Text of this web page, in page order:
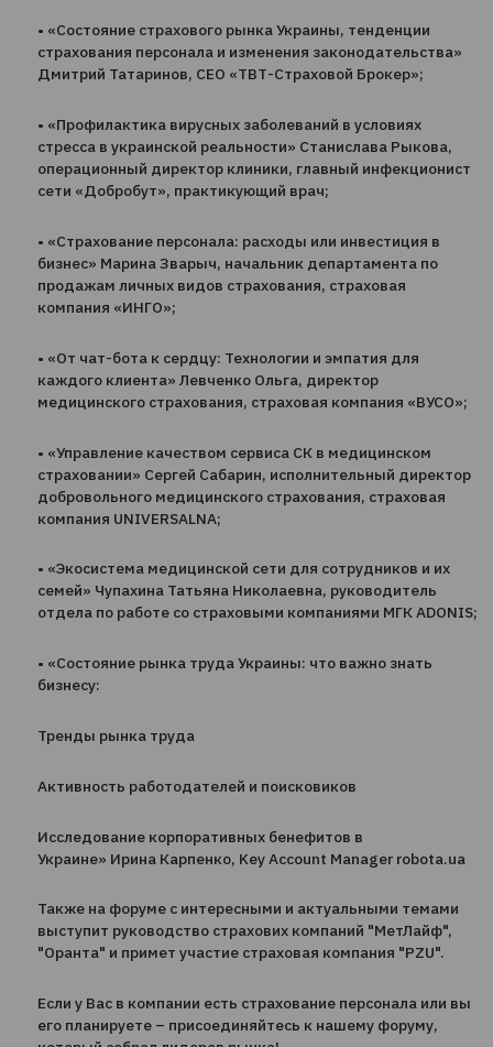
По соображениям безопасности мы не разглашаем
письме-подтверждении после регистрации по
https://forms.gle/Wbey8ohYvrgmwWDo9
• «Состояние страхового рынка Украины,
страхования персонала и изменения
Дмитрий Татаринов, СЕО «ТВТ-Страховой Брокер»;
• «Профилактика вирусных заболеваний в условиях
стресса в украинской реальности» Станислава
сети «Добробут», практикующий врач;
• «Страхование персонала: расходы или
продажам личных видов страхования, страховая
компания «ИНГО»;
каждого клиента» Левченко Ольга, директор
медицинского страхования, страховая компания
страховании» Сергей Сабарин, исполнительный
компания UNIVERSALNA;
семей» Чупахина Татьяна Николаевна,
отдела по работе со страховыми компаниями МГК
• «Состояние рынка труда Украины: что важно
бизнесу: